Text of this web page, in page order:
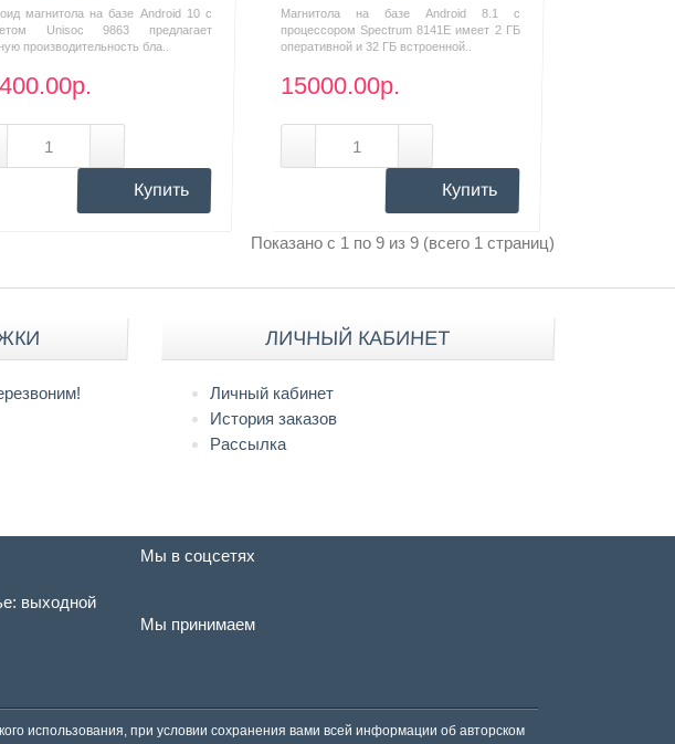
магнитола на базе Android 10 с
Unisoc 9863 предлагает
производительность бла..
Купить
Магнитола на базе Android 8.1 с
процессором Spectrum 8141E имеет 2 ГБ
оперативной и 32 ГБ встроенной..
15000.00р.
Купить
Показано с 1 по 9 из 9 (всего 1 страниц)
ЛИЧНЫЙ КАБИНЕТ
Личный кабинет
История заказов
Рассылка
выходной
Мы в соцсетях
Мы принимаем
использования, при условии сохранения вами всей информации об авторском